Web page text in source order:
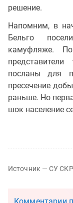
решение.
Напомним, в
Бельго
камуфляже.
посланы для
пресечение
раньше. Но
шок население
Источник — СУ